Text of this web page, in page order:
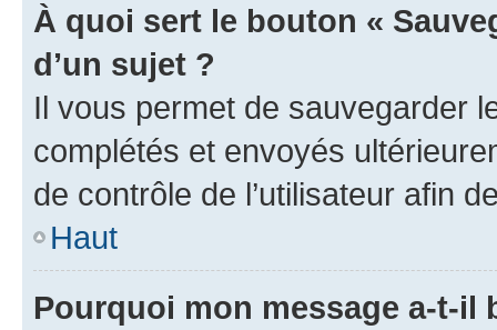
À quoi sert le bouton «
d’un sujet ?
Il vous permet de sauvegarder
complétés et envoyés
de contrôle de l’utilisateur afin
Haut
Pourquoi mon message a-t-il